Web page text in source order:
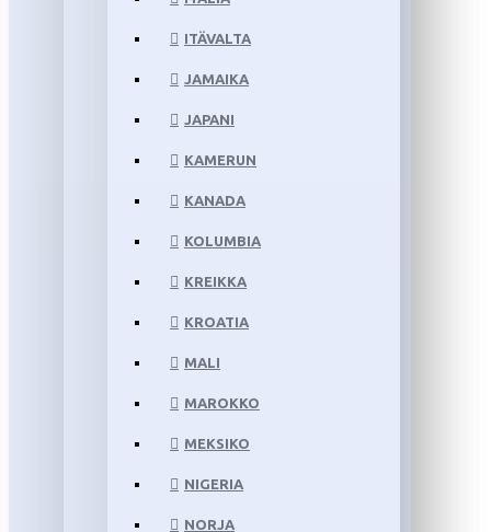
ITÄVALTA
JAMAIKA
JAPANI
KAMERUN
KANADA
KOLUMBIA
KREIKKA
KROATIA
MALI
MAROKKO
MEKSIKO
NIGERIA
NORJA